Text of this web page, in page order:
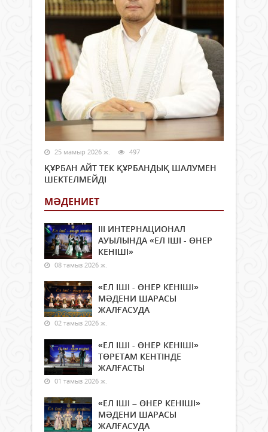
25 мамыр 2026 ж. 497
ҚҰРБАН АЙТ ТЕК ҚҰРБАНДЫҚ ШАЛУМЕН
ШЕКТЕЛМЕЙДІ
МӘДЕНИЕТ
ІІІ ИНТЕРНАЦИОНАЛ
АУЫЛЫНДА «ЕЛ ІШІ - ӨНЕР
КЕНІШІ»
08 тамыз 2026 ж.
«ЕЛ ІШІ - ӨНЕР КЕНІШІ»
МӘДЕНИ ШАРАСЫ
ЖАЛҒАСУДА
02 тамыз 2026 ж.
«ЕЛ ІШІ - ӨНЕР КЕНІШІ»
ТӨРЕТАМ КЕНТІНДЕ
ЖАЛҒАСТЫ
01 тамыз 2026 ж.
«ЕЛ ІШІ – ӨНЕР КЕНІШІ»
МӘДЕНИ ШАРАСЫ
ЖАЛҒАСУДА